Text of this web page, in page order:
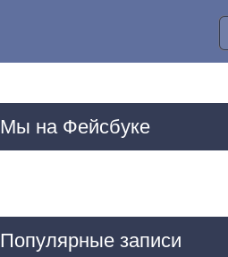
Мы на Фейсбуке
Популярные записи